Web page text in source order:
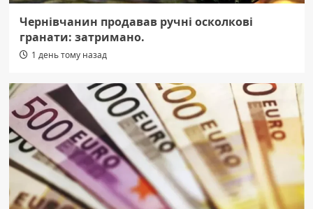
Чернівчанин продавав ручні осколкові
гранати: затримано.
1 день тому назад